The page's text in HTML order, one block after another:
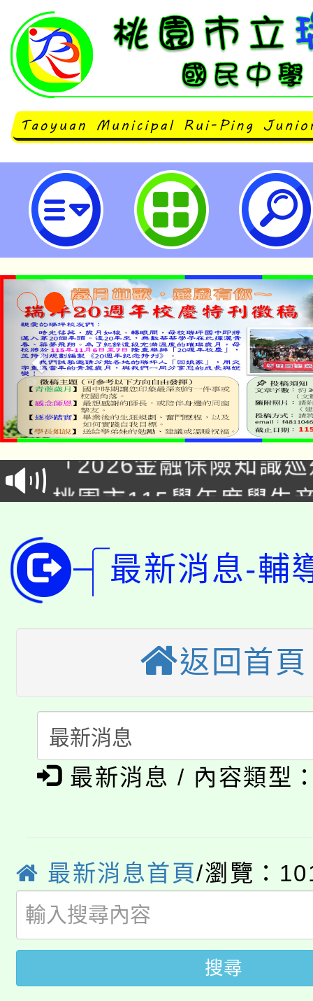
轉知方曙商工辦理機甲大師體驗活
國民中學
公告本校115學年度第
代理(課)教師甄選結果(
「2026金融保險知識
車」活動
桃園市115學年度學生
代理(課)教師甄選結果(
公告本校115學年度第
代理(課)教師甄選結果(
轉知中國文化大學推廣
《TA101》溝通分析基
程，歡迎學生輔導中心
心理、諮商輔導、社會
系所師生報名參加。
轉知苗栗縣政府辦理
縣市「校園短影音徵
門員」簡章及活動海報
踴躍報名參加。
桃園市115學年度學生
要點
「桃園市補助參觀特色
展演活動實施計畫」
115年度「教育部表揚
義教育推展貢獻獎」
公告本校115學年度第
生本土語及新住民語歌
公告本校115學年度第
代理(課)教師甄選結果(
公告本校115學年度第
代理(課)教師甄選結果(
轉知中國文化大學推廣
《TA101》溝通分析基
轉知苗栗縣政府辦理
最新消息-輔
返回首頁
最新消息 / 內容類型
最新消息首頁/瀏覽：
搜尋